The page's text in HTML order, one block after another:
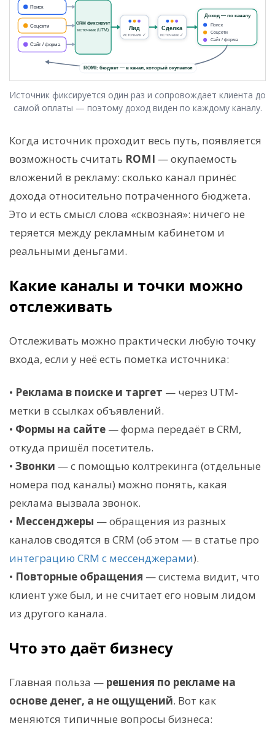
Источник фиксируется один раз и сопровождает клиента до
самой оплаты — поэтому доход виден по каждому каналу.
Когда источник проходит весь путь, появляется
возможность считать ROMI — окупаемость
вложений в рекламу: сколько канал принёс
дохода относительно потраченного бюджета.
Это и есть смысл слова «сквозная»: ничего не
теряется между рекламным кабинетом и
реальными деньгами.
Какие каналы и точки можно
отслеживать
Отслеживать можно практически любую точку
входа, если у неё есть пометка источника:
• Реклама в поиске и таргет — через UTM-
метки в ссылках объявлений.
• Формы на сайте — форма передаёт в CRM,
откуда пришёл посетитель.
• Звонки — с помощью колтрекинга (отдельные
номера под каналы) можно понять, какая
реклама вызвала звонок.
• Мессенджеры — обращения из разных
каналов сводятся в CRM (об этом — в статье про
интеграцию CRM с мессенджерами).
• Повторные обращения — система видит, что
клиент уже был, и не считает его новым лидом
из другого канала.
Что это даёт бизнесу
Главная польза — решения по рекламе на
основе денег, а не ощущений. Вот как
меняются типичные вопросы бизнеса: